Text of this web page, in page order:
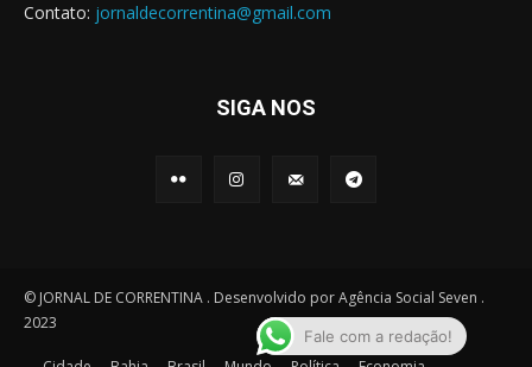
Contato: jornaldecorrentina@gmail.com
SIGA NOS
© JORNAL DE CORRENTINA . Desenvolvido por Agência Social Seven .
2023
Fale com a redação!